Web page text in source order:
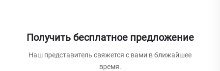
Получить бесплатное предложение
Наш представитель свяжется с вами в ближайшее
время.